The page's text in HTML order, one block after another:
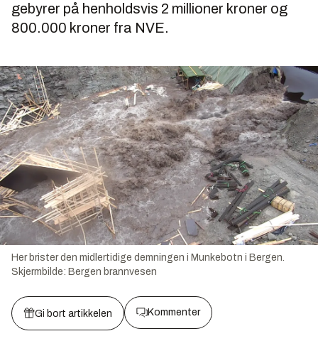
gebyrer på henholdsvis 2 millioner kroner og
800.000 kroner fra NVE.
Her brister den midlertidige demningen i Munkebotn i Bergen.
Skjermbilde: Bergen brannvesen
Gi bort artikkelen Kommenter